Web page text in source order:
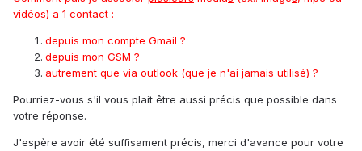
vidéos) a 1 contact :
depuis mon compte Gmail ?
depuis mon GSM ?
autrement que via outlook (que je n'ai jamais utilisé) ?
Pourriez-vous s'il vous plait être aussi précis que possible dans
votre réponse.
J'espère avoir été suffisament précis, merci d'avance pour votre